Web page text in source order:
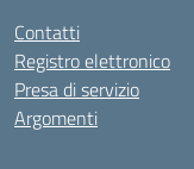
Contatti
Registro elettronico
Presa di servizio
Argomenti